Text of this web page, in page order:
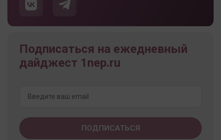
Подписаться на ежедневный
дайджест 1nep.ru